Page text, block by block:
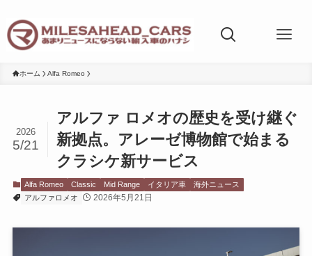
ホーム Alfa Romeo
アルファ ロメオの歴史を受け継ぐ
新拠点。アレーゼ博物館で始まる
クラシケ新サービス
2026
5/21
Alfa Romeo Classic Mid Range イタリア車
海外ニュース
アルファロメオ
2026年5月21日